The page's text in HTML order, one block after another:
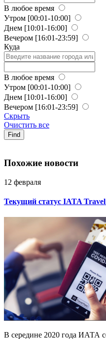
В любое время
Утром [00:01-10:00]
Днем [10:01-16:00]
Вечером [16:01-23:59]
Куда
В любое время
Утром [00:01-10:00]
Днем [10:01-16:00]
Вечером [16:01-23:59]
Скрыть
Очистить все
Find
Похожие новости
12 февраля
Текущий статус IATA
В середине 2020 года ИАТА